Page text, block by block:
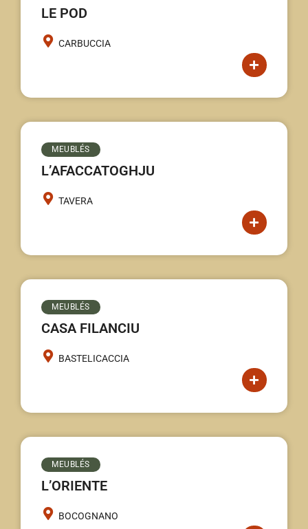
LE POD
CARBUCCIA
MEUBLÉS
L’AFACCATOGHJU
TAVERA
MEUBLÉS
CASA FILANCIU
BASTELICACCIA
MEUBLÉS
L’ORIENTE
BOCOGNANO